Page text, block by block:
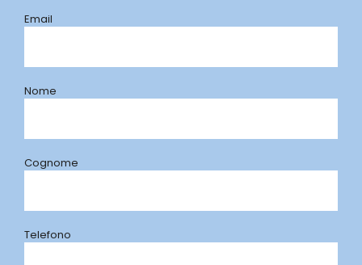
Email
Nome
Cognome
Telefono